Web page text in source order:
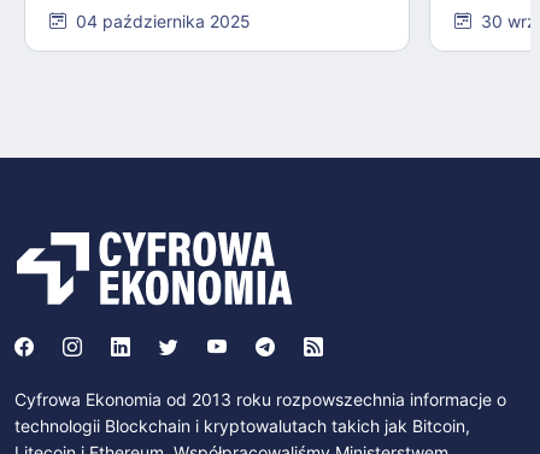
04 października 2025 30
Cyfrowa Ekonomia od 2013 roku rozpowszechnia informacje o
technologii Blockchain i kryptowalutach takich jak Bitcoin,